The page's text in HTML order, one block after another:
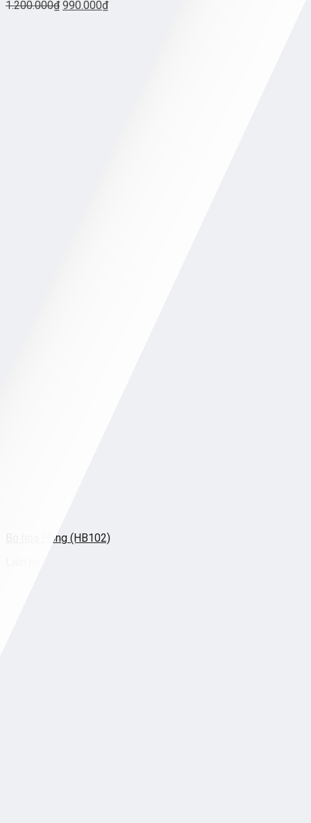
1.200.000₫ 990.000₫
Bó hoa Hồng (HB102)